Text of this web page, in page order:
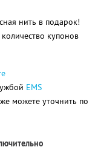
нить в подарок!
купонов
EMS
можете уточнить по